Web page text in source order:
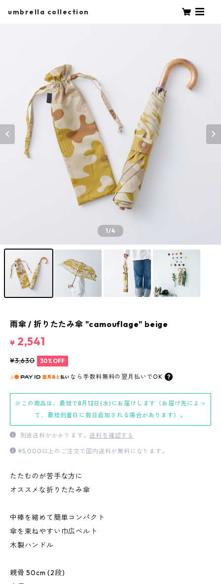
umbrella collection
1/4
雨傘 / 折りたたみ傘 "camouflage" beige
¥ 2,541
¥3,630 30%OFF
なら 手数料無料の 翌月払いでOK
※この商品は、最短で8月12日(水)にお届けします（お届け先によっ
て、最短到着日に数日追加される場合があります）。
別途送料がかかります。送料を確認する
¥5,000以上のご注文で国内送料が無料になります。
たたむのが苦手な方に
オススメな折りたたみ傘
中棒を縮めて簡単コンパクト
傘を束ねやすい巾広ベルト
木製ハンドル
親骨 50cm (2段)